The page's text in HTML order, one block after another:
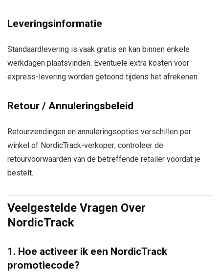
Leveringsinformatie
Standaardlevering is vaak gratis en kan binnen enkele
werkdagen plaatsvinden. Eventuele extra kosten voor
express-levering worden getoond tijdens het afrekenen.
Retour / Annuleringsbeleid
Retourzendingen en annuleringsopties verschillen per
winkel of NordicTrack-verkoper; controleer de
retourvoorwaarden van de betreffende retailer voordat je
bestelt.
Veelgestelde Vragen Over
NordicTrack
1. Hoe activeer ik een NordicTrack
promotiecode?